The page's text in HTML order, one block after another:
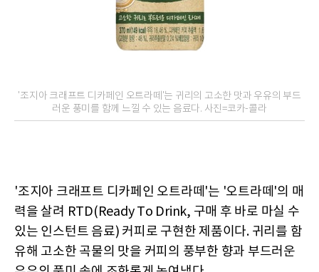
'조지아 크래프트 디카페인 오트라떼'는 귀리의 고소한 맛과 우유의 부드
러운 풍미를 함께 느낄 수 있는 음료다. 사진=코카-콜라
'조지아 크래프트 디카페인 오트라떼'는 '오트라떼'의 매
력을 살려 RTD(Ready To Drink, 구매 후 바로 마실 수
있는 인스턴트 음료) 커피로 구현한 제품이다. 귀리를 함
유해 고소한 곡물의 맛을 커피의 풍부한 향과 부드러운